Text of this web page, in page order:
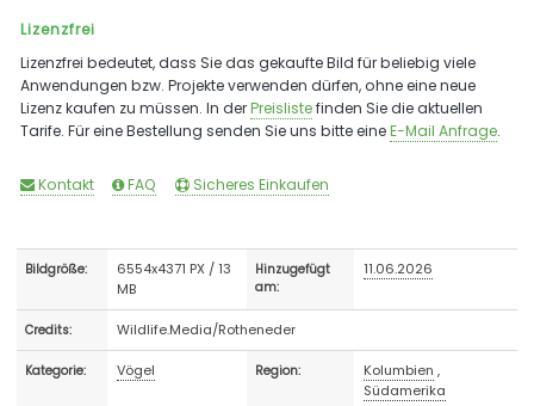
Lizenzfrei
Lizenzfrei bedeutet, dass Sie das gekaufte Bild für beliebig viele
Anwendungen bzw. Projekte verwenden dürfen, ohne eine neue
Lizenz kaufen zu müssen. In derPreislistefinden Sie die aktuellen
Tarife. Für eine Bestellung senden Sie uns bitte eineE-Mail Anfrage.
Kontakt FAQ Sicheres Einkaufen
Bildgröße:
6554x4371 PX / 13
MB
Hinzugefügt
am:
11.06.2026
Credits: Wildlife.Media/Rotheneder
Kategorie: Vögel Region: Kolumbien ,
Südamerika